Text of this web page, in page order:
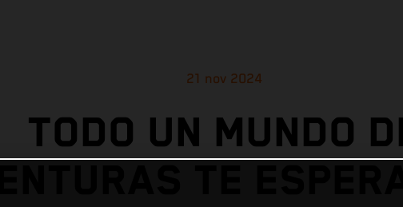
21 nov 2024
TODO UN MUNDO
TE